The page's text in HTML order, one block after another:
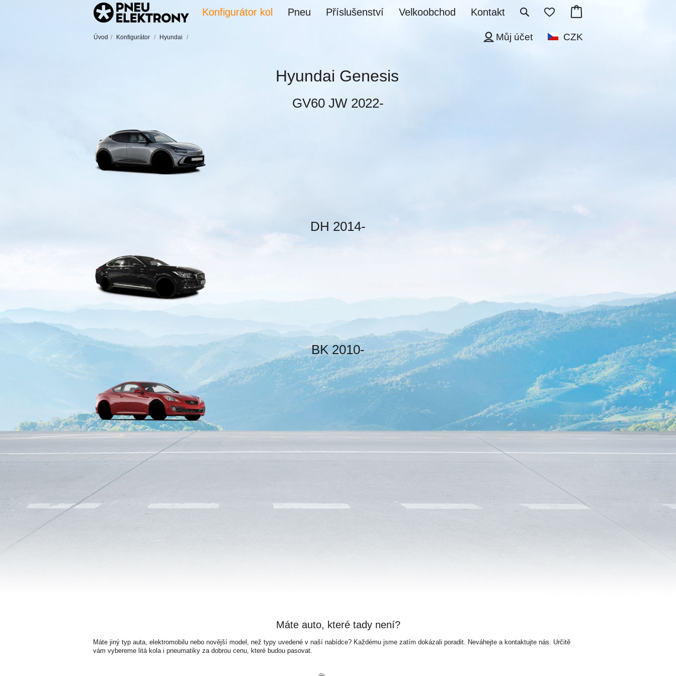
Kontakt
Velkoobchod
Příslušenství
Pneu
Konfigurátor kol
Úvod / Konfigurátor / Hyundai / CZK
Můj účet
Hyundai Genesis
GV60 JW 2022-
DH 2014-
BK 2010-
Máte auto, které tady není?
Máte jiný typ auta, elektromobilu nebo novější model, než typy uvedené v naší nabídce? Každému jsme zatím dokázali poradit. Neváhejte a kontaktujte nás. Určitě
vám vybereme litá kola i pneumatiky za dobrou cenu, které budou pasovat.